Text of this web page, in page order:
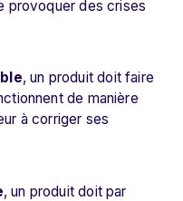
provoquer des crises
, un produit doit faire
de manière
à corriger ses
, un produit doit par